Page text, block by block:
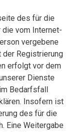
des für die
die vom Internet-
vergebene
Registrierung
erfolgt vor dem
Dienste
Bedarfsfall
Insofern ist
des für die
Eine Weitergabe